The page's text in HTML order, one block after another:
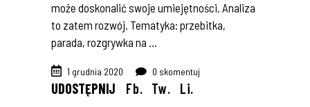
może doskonalić swoje umiejętności. Analiza
to zatem rozwój. Tematyka: przebitka,
parada, rozgrywka na
1 grudnia 2020 0 skomentuj
UDOSTĘPNIJ Fb. Tw. Li.